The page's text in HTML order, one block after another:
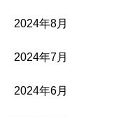
2024年8月
2024年7月
2024年6月